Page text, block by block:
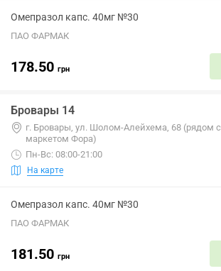
Омепразол капс. 40мг №30
ПАО ФАРМАК
178.50 грн
Бровары 14
г. Бровары, ул. Шолом-Алейхема, 68 (рядом с
маркетом Фора)
Пн-Вс: 08:00-21:00
На карте
Омепразол капс. 40мг №30
ПАО ФАРМАК
181.50 грн